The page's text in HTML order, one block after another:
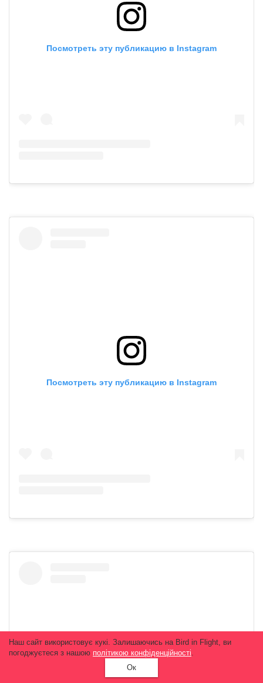
Посмотреть эту публикацию в Instagram
Посмотреть эту публикацию в Instagram
Наш сайт використовує кукі. Залишаючись на Bird in Flight, ви
погоджуєтеся з нашою політикою конфіденційності.
Ок